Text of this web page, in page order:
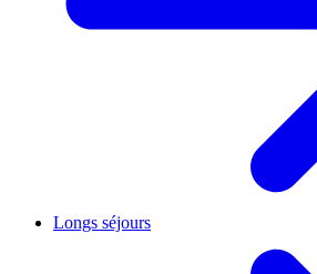
Longs séjours